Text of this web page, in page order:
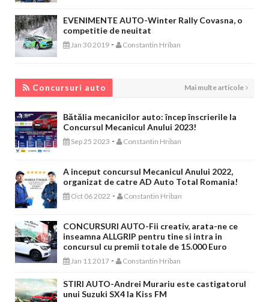
EVENIMENTE AUTO-Winter Rally Covasna, o
competitie de neuitat
Jan 30 2019 - Constantin Hriban
Concursuri auto Mai multe articole
Bătălia mecanicilor auto: încep înscrierile la
Concursul Mecanicul Anului 2023!
Sep 25 2023 - Constantin Hriban
A inceput concursul Mecanicul Anului 2022,
organizat de catre AD Auto Total Romania!
Oct 06 2022 - Constantin Hriban
CONCURSURI AUTO-Fii creativ, arata-ne ce
inseamna ALLGRIP pentru tine si intra in
concursul cu premii totale de 15.000 Euro
Jan 11 2017 - Constantin Hriban
STIRI AUTO-Andrei Murariu este castigatorul
unui Suzuki SX4 la Kiss FM